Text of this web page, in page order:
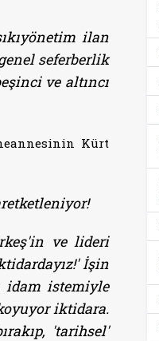
ilan
seferberlik
ve altıncı
Kürt
ve lideri
İşin
idam istemiyle
iktidara.
'tarihsel'